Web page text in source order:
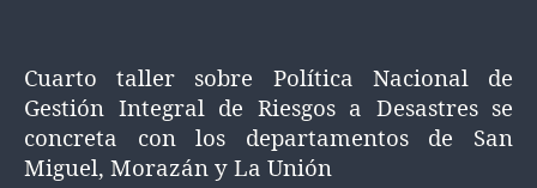
Cuarto taller sobre Política Nacional de
Gestión Integral de Riesgos a Desastres se
concreta con los departamentos de San
Miguel, Morazán y La Unión